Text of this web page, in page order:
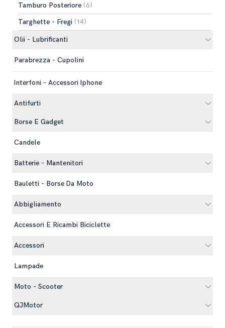
Tamburo Posteriore (6)
Targhette - Fregi (14)
Olii - Lubrificanti
Parabrezza - Cupolini
Interfoni - Accessori Iphone
Antifurti
Borse E Gadget
Candele
Batterie - Mantenitori
Bauletti - Borse Da Moto
Abbigliamento
Accessori E Ricambi Biciclette
Accessori
Lampade
Moto - Scooter
QJMotor